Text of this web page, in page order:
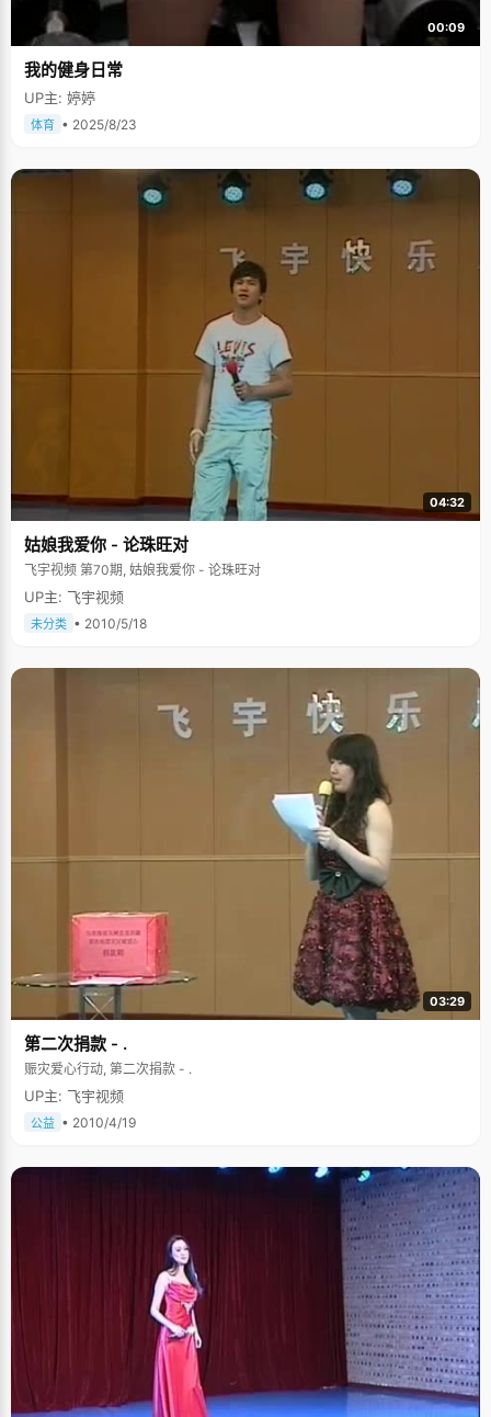
00:09
我的健身日常
UP主: 婷婷
体育 • 2025/8/23
04:32
姑娘我爱你 - 论珠旺对
飞宇视频 第70期, 姑娘我爱你 - 论珠旺对
UP主: 飞宇视频
未分类 • 2010/5/18
03:29
第二次捐款 - .
赈灾爱心行动, 第二次捐款 - .
UP主: 飞宇视频
公益 • 2010/4/19